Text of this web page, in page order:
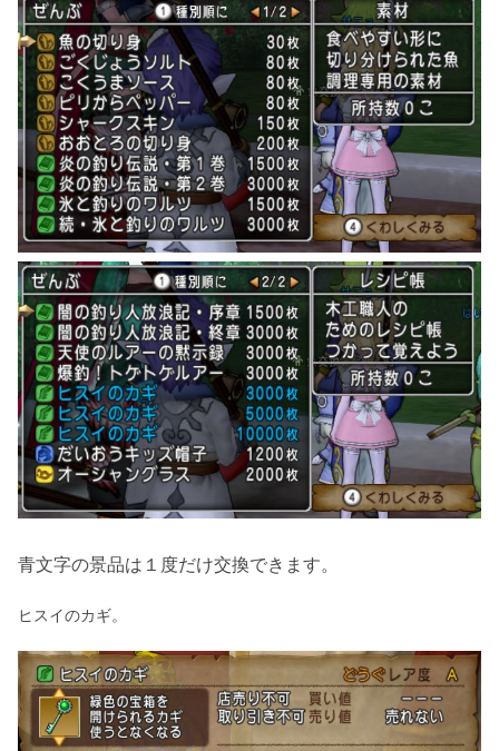
青文字の景品は１度だけ交換できます。
ヒスイのカギ。